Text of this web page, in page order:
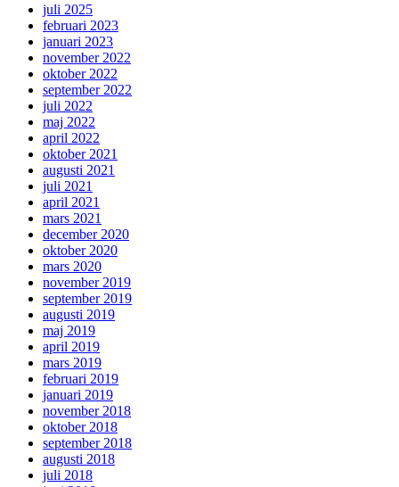
juli 2025
februari 2023
januari 2023
november 2022
oktober 2022
september 2022
juli 2022
maj 2022
april 2022
oktober 2021
augusti 2021
juli 2021
april 2021
mars 2021
december 2020
oktober 2020
mars 2020
november 2019
september 2019
augusti 2019
maj 2019
april 2019
mars 2019
februari 2019
januari 2019
november 2018
oktober 2018
september 2018
augusti 2018
juli 2018